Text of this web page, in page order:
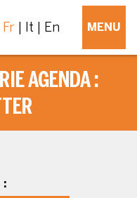
Fr It En MENU
AGENDA :
: